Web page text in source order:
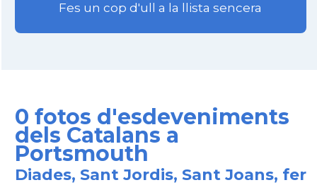
Fes un cop d'ull a la llista sencera
0 fotos d'esdeveniments
dels Catalans a
Portsmouth
Diades, Sant Jordis, Sant Joans, fer